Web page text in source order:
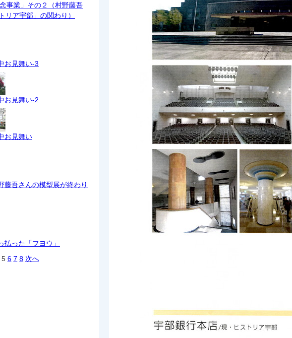
事業」その２（村野藤吾
リア宇部」の関わり）
お見舞い-3
お見舞い-2
お見舞い
藤吾さんの模型展が終わり
払った「フヨウ」
5 6 7 8 次へ